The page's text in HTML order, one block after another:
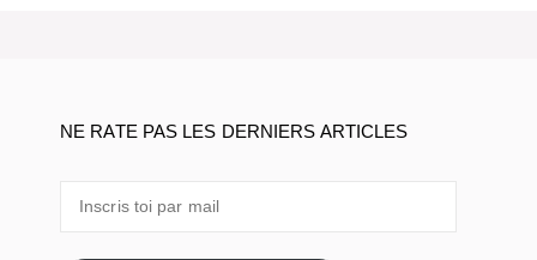
NE RATE PAS LES DERNIERS ARTICLES